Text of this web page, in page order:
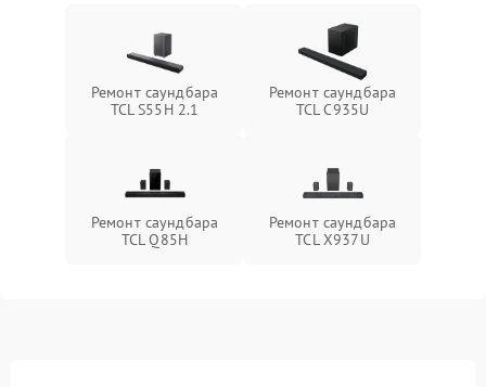
Ремонт саундбара
TCL S55H 2.1
Ремонт саундбара
TCL C935U
Ремонт саундбара
TCL Q85H
Ремонт саундбара
TCL X937U